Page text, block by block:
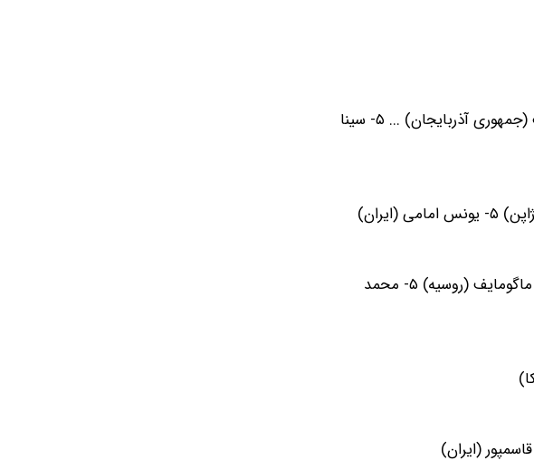
۱- یوشینوسوکه آیوگی (ژاپن) ۲- نورکوژا کایپانوف (قزاقستان) ۳- آکاکی کمرتلیدزه (گرجستان) ۴- کنان هیباتوف (جمهوری آذربایجان) ... ۵- سینا
۱- آوتاندی کنچادزه (گرجستان) ۲- آخساربک گولایف (اسلواکی) ۳- سولدخو اولونبایار (مغولستان) ۴- ماگومد ماگومایف (روسیه) ۵- محمد